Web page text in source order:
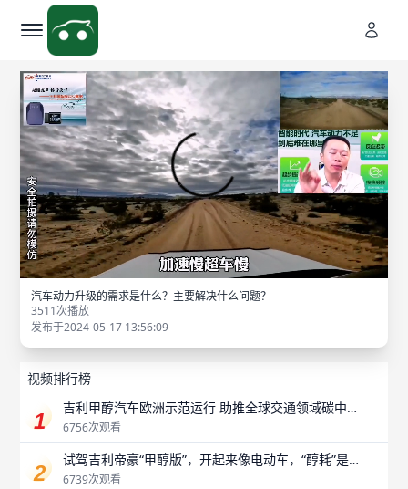
汽车动力升级的需求是什么？主要解决什么问题？
3511次播放
发布于2024-05-17 13:56:09
视频排行榜
吉利甲醇汽车欧洲示范运行 助推全球交通领域碳中
和
6756次观看
试驾吉利帝豪“甲醇版”，开起来像电动车，“醇耗”是
最大惊喜？
6739次观看